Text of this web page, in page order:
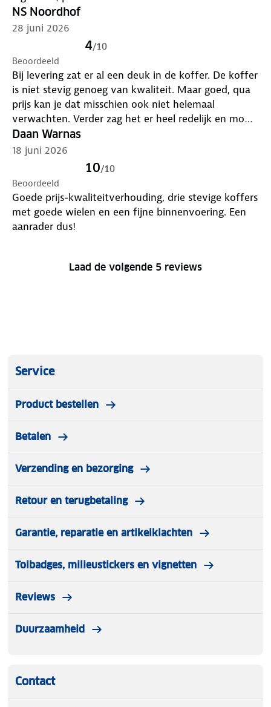
NS Noordhof
28 juni 2026
4/10
Beoordeeld
Bij levering zat er al een deuk in de koffer. De koffer
is niet stevig genoeg van kwaliteit. Maar goed, qua
prijs kan je dat misschien ook niet helemaal
verwachten. Verder zag het er heel redelijk en mooi
uit en functioneel eruit als je er zelf verder wel
netjes mee omgaat.
Daan Warnas
18 juni 2026
10/10
Beoordeeld
Goede prijs-kwaliteitverhouding, drie stevige koffers
met goede wielen en een fijne binnenvoering. Een
aanrader dus!
Laad de volgende 5 reviews
Service
Product bestellen
Betalen
Verzending en bezorging
Retour en terugbetaling
Garantie, reparatie en artikelklachten
Tolbadges, milieustickers en vignetten
Reviews
Duurzaamheid
Contact